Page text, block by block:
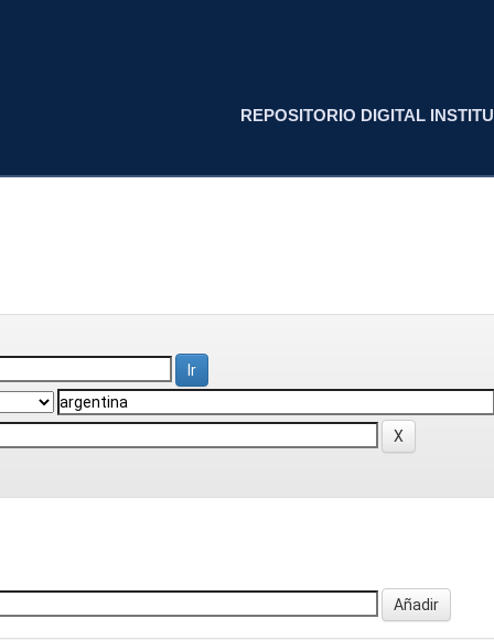
REPOSITORIO DIGITAL